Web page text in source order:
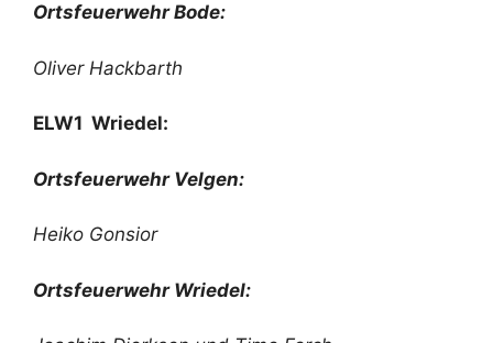
Ortsfeuerwehr Bode:
Oliver Hackbarth
ELW1 Wriedel:
Ortsfeuerwehr Velgen:
Heiko Gonsior
Ortsfeuerwehr Wriedel: